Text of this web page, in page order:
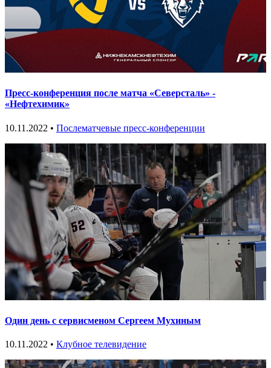
Пресс-конференция после матча «Северсталь» -
«Нефтехимик»
10.11.2022 • Послематчевые пресс-конференции
Один день с сервисменом Сергеем Мухиным
10.11.2022 • Клубное телевидение